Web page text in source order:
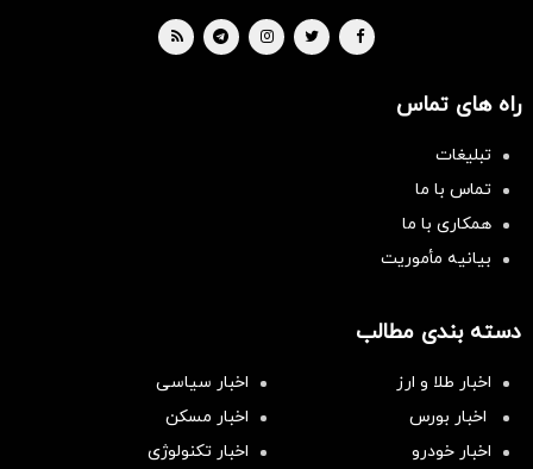
راه های تماس
تبلیغات
تماس با ما
همکاری با ما
بیانیه مأموریت
دسته بندی مطالب
اخبار طلا و ارز
اخبار سیاسی
اخبار بورس
اخبار مسکن
اخبار خودرو
اخبار تکنولوژی